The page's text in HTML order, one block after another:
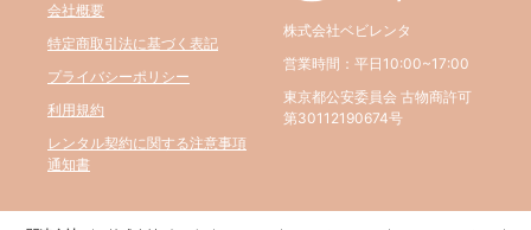
会社概要
特定商取引法に基づく表記
プライバシーポリシー
利用規約
レンタル契約に関する注意事項
通知書
株式会社ベビレンタ
営業時間：平日10:00~17:00
東京都公安委員会 古物商許可
第30112190674号